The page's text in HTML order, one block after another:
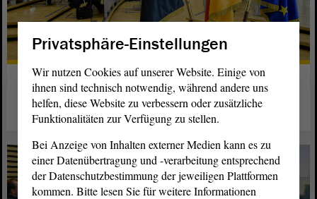
Die Fraktionen
weiterlesen
Privatsphäre-Einstellungen
Wir nutzen Cookies auf unserer Website. Einige von
ihnen sind technisch notwendig, während andere uns
helfen, diese Website zu verbessern oder zusätzliche
Funktionalitäten zur Verfügung zu stellen.
Bei Anzeige von Inhalten externer Medien kann es zu
einer Datenübertragung und -verarbeitung entsprechend
der Datenschutzbestimmung der jeweiligen Plattformen
kommen. Bitte lesen Sie für weitere Informationen